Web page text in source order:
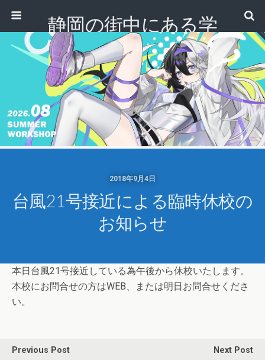
静岡の街中にある学
校｜専門学校 ノアデ
ザインカレッジ
2018年9月4日
台風21号接近による臨時休校の
お知らせ
本日台風21号接近している為午後から休校いたします。
本校にお問合せの方はWEB、または明日お問合せくださ
い。
Previous Post
Next Post